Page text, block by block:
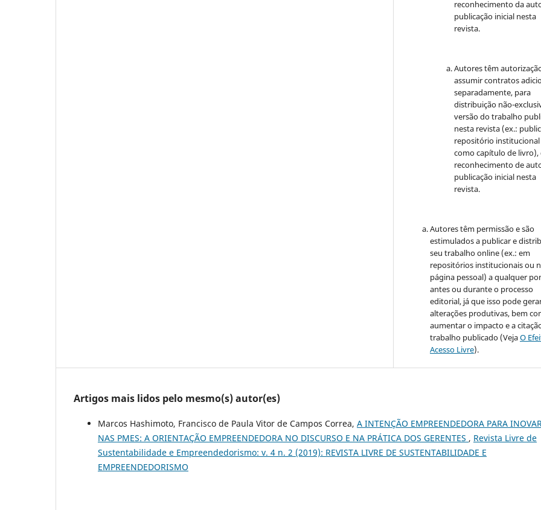
reconhecimento da
publicação inicial nesta
revista.
Autores têm
assumir contratos
separadamente, para
distribuição não-
versão do trabalho
nesta revista (ex.:
repositório institucional
como capítulo de livro),
reconhecimento de
publicação inicial nesta
revista.
Autores têm permissão e são
estimulados a publicar e
seu trabalho online (ex.: em
repositórios institucionais ou
página pessoal) a qualquer
antes ou durante o processo
editorial, já que isso pode
alterações produtivas, bem
aumentar o impacto e a
trabalho publicado (VejaO
Acesso Livre).
Artigos mais lidos pelo mesmo(s) autor(es)
Marcos Hashimoto, Francisco de Paula Vitor de Campos Correa, A INTENÇÃO EMPREENDEDORA PARA
NAS PMES: A ORIENTAÇÃO EMPREENDEDORA NO DISCURSO E NA PRÁTICA DOS GERENTES , Revista Livre de
Sustentabilidade e Empreendedorismo: v. 4 n. 2 (2019): REVISTA LIVRE DE SUSTENTABILIDADE E
EMPREENDEDORISMO